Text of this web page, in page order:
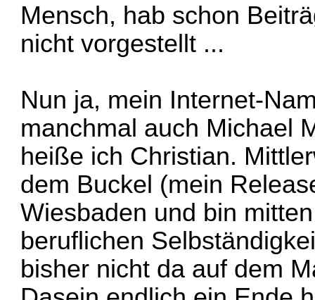
Mensch, hab schon
nicht vorgestellt ...
Nun ja, mein Internet-
manchmal auch Michael
heiße ich Christian.
dem Buckel (mein
Wiesbaden und bin
beruflichen
bisher nicht da auf dem